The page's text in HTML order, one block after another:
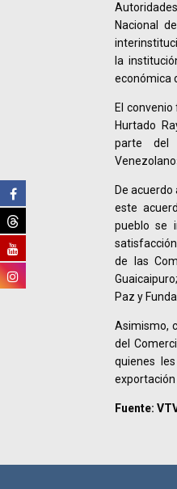
Nacional
la
económica
El
Hurtado
parte del
De
este
pueblo se
de las
Paz y
Asimismo,
del
quienes
exportación
Fuente: